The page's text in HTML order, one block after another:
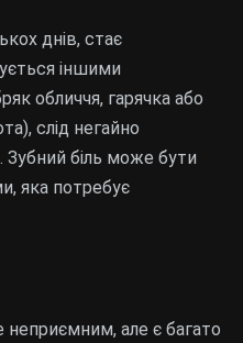
днів, стає
іншими
обличчя, гарячка або
слід негайно
Зубний біль може бути
яка потребує
але є багато